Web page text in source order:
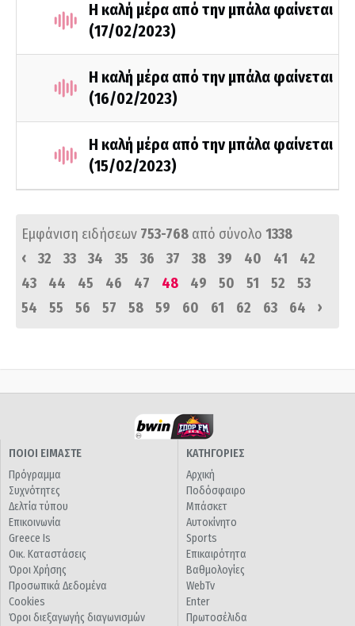
Η καλή μέρα από την μπάλα φαίνεται
(17/02/2023)
Η καλή μέρα από την μπάλα φαίνεται
(16/02/2023)
Η καλή μέρα από την μπάλα φαίνεται
(15/02/2023)
Εμφάνιση ειδήσεων 753-768 από σύνολο 1338
‹
32 33 34 35 36 37 38 39 40 41
42
43
44 45 46 47 48 49 50 51 52
53
54
55 56 57 58 59 60 61 62 63 64 ›
ΠΟΙΟΙ ΕΙΜΑΣΤΕ
Πρόγραμμα
Συχνότητες
Δελτία τύπου
Επικοινωνία
Greece Is
Οικ. Καταστάσεις
Όροι Χρήσης
Προσωπικά Δεδομένα
Cookies
Όροι διεξαγωγής διαγωνισμών
ΚΑΤΗΓΟΡΙΕΣ
Αρχική
Ποδόσφαιρο
Μπάσκετ
Αυτοκίνητο
Sports
Επικαιρότητα
Βαθμολογίες
WebTv
Enter
Πρωτοσέλιδα